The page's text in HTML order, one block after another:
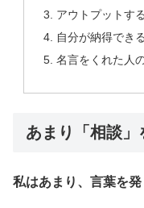
アウトプットす
自分が納得でき
名言をくれた人
あまり「相談」
私はあまり、言葉を発